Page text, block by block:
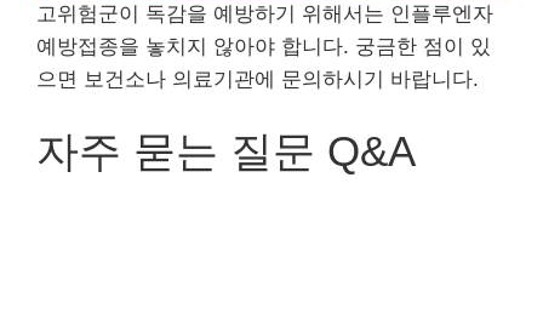
고위험군이 독감을 예방하기 위해서는 인플루엔자
예방접종을 놓치지 않아야 합니다. 궁금한 점이 있
으면 보건소나 의료기관에 문의하시기 바랍니다.
자주 묻는 질문 Q&A